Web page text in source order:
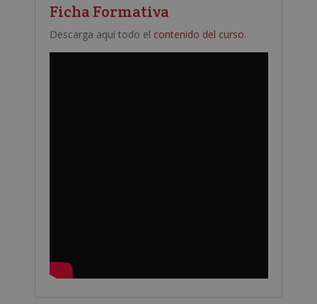
Ficha Formativa
Descarga aquí todo el contenido del curso.